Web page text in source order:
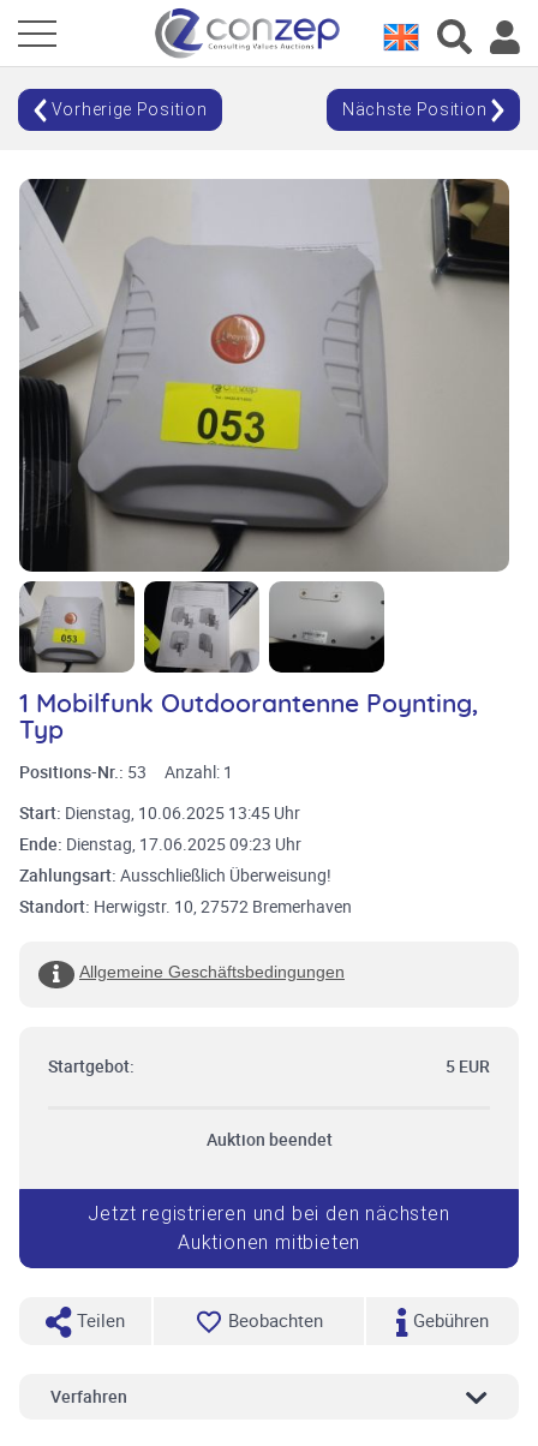
Vorherige Position Nächste Position
1 Mobilfunk Outdoorantenne Poynting,
Typ
Positions-Nr.: 53 Anzahl: 1
Start: Dienstag, 10.06.2025 13:45 Uhr
Ende: Dienstag, 17.06.2025 09:23 Uhr
Zahlungsart: Ausschließlich Überweisung!
Standort: Herwigstr. 10, 27572 Bremerhaven
Allgemeine Geschäftsbedingungen
Startgebot: 5 EUR
Auktion beendet
Jetzt registrieren und bei den nächsten
Auktionen mitbieten
Teilen Beobachten Gebühren
Verfahren